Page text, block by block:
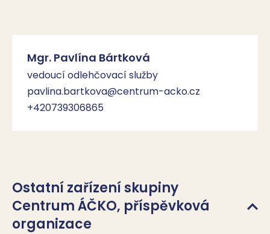
Mgr. Pavlína Bártková
vedoucí odlehčovací služby
pavlina.bartkova@centrum-acko.cz
+420739306865
Ostatní zařízení skupiny
Centrum ÁČKO, příspěvková
organizace